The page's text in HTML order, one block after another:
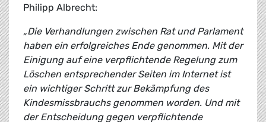
Philipp Albrecht:
„Die Verhandlungen zwischen Rat und Parlament
haben ein erfolgreiches Ende genommen. Mit der
Einigung auf eine verpflichtende Regelung zum
Löschen entsprechender Seiten im Internet ist
ein wichtiger Schritt zur Bekämpfung des
Kindesmissbrauchs genommen worden. Und mit
der Entscheidung gegen verpflichtende